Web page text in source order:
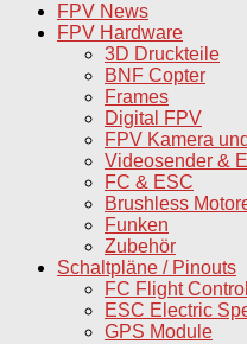
FPV News
FPV Hardware
3D Druckteile
BNF Copter
Frames
Digital FPV
FPV Kamera
Videosender &
FC & ESC
Brushless
Funken
Zubehör
Schaltpläne / Pinouts
FC Flight
ESC Electric
GPS Module